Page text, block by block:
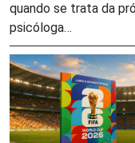
quando se trata da
psicóloga…